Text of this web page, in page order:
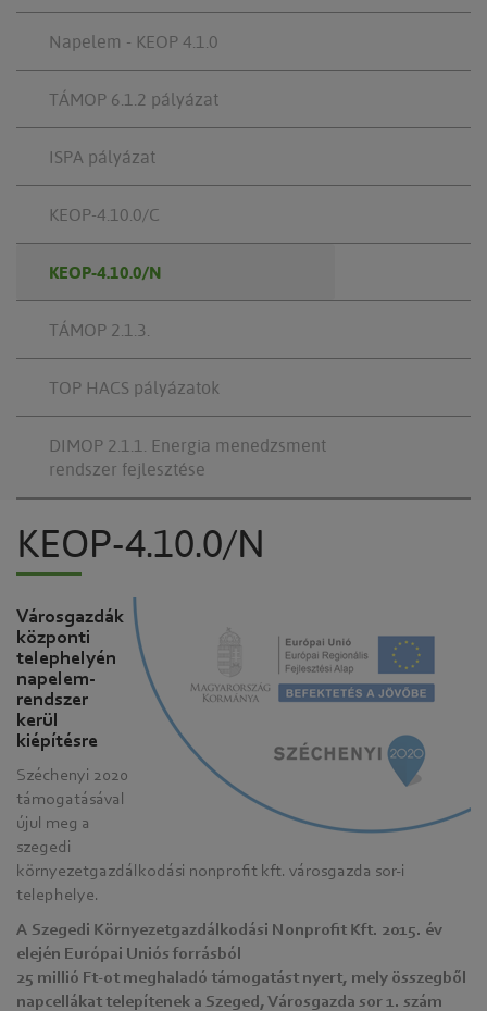
Napelem - KEOP 4.1.0
TÁMOP 6.1.2 pályázat
ISPA pályázat
KEOP-4.10.0/C
KEOP-4.10.0/N
TÁMOP 2.1.3.
TOP HACS pályázatok
DIMOP 2.1.1. Energia menedzsment
rendszer fejlesztése
KEOP-4.10.0/N
Városgazdák
központi
telephelyén
napelem-
rendszer
kerül
kiépítésre
Széchenyi 2020
támogatásával
újul meg a
szegedi
környezetgazdálkodási nonprofit kft. városgazda sor-i
telephelye.
A Szegedi Környezetgazdálkodási Nonprofit Kft. 2015. év
elején Európai Uniós forrásból
25 millió Ft-ot meghaladó támogatást nyert, mely összegből
napcellákat telepítenek a Szeged, Városgazda sor 1. szám